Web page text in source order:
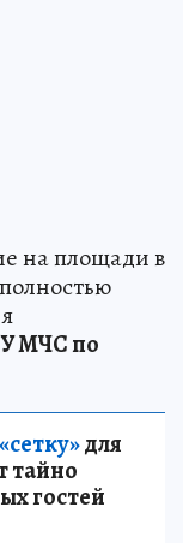
на площади в
МЧС по
для
тайно
гостей